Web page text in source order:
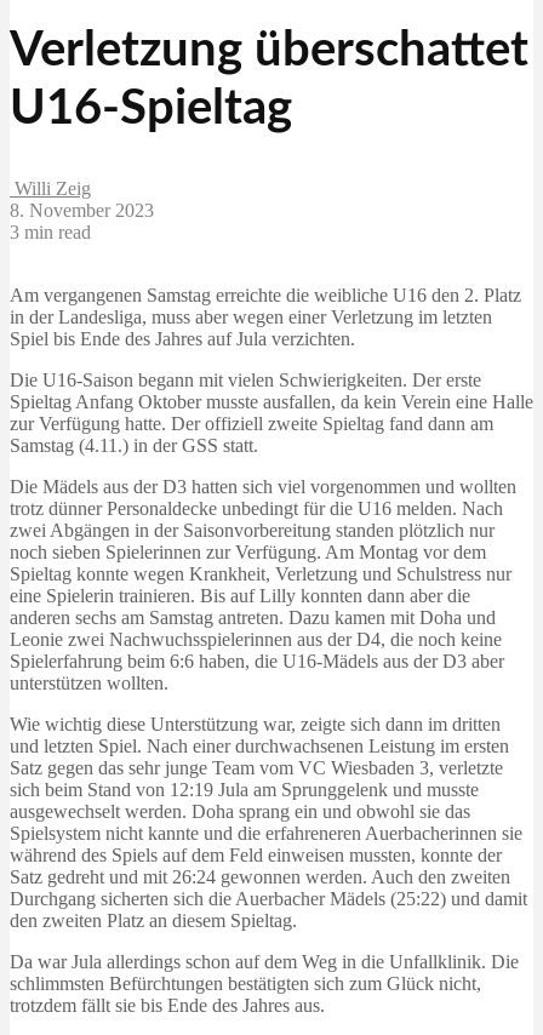
Verletzung überschattet
U16-Spieltag
Willi Zeig
8. November 2023
3 min read
Am vergangenen Samstag erreichte die weibliche U16 den 2. Platz
in der Landesliga, muss aber wegen einer Verletzung im letzten
Spiel bis Ende des Jahres auf Jula verzichten.
Die U16-Saison begann mit vielen Schwierigkeiten. Der erste
Spieltag Anfang Oktober musste ausfallen, da kein Verein eine Halle
zur Verfügung hatte. Der offiziell zweite Spieltag fand dann am
Samstag (4.11.) in der GSS statt.
Die Mädels aus der D3 hatten sich viel vorgenommen und wollten
trotz dünner Personaldecke unbedingt für die U16 melden. Nach
zwei Abgängen in der Saisonvorbereitung standen plötzlich nur
noch sieben Spielerinnen zur Verfügung. Am Montag vor dem
Spieltag konnte wegen Krankheit, Verletzung und Schulstress nur
eine Spielerin trainieren. Bis auf Lilly konnten dann aber die
anderen sechs am Samstag antreten. Dazu kamen mit Doha und
Leonie zwei Nachwuchsspielerinnen aus der D4, die noch keine
Spielerfahrung beim 6:6 haben, die U16-Mädels aus der D3 aber
unterstützen wollten.
Wie wichtig diese Unterstützung war, zeigte sich dann im dritten
und letzten Spiel. Nach einer durchwachsenen Leistung im ersten
Satz gegen das sehr junge Team vom VC Wiesbaden 3, verletzte
sich beim Stand von 12:19 Jula am Sprunggelenk und musste
ausgewechselt werden. Doha sprang ein und obwohl sie das
Spielsystem nicht kannte und die erfahreneren Auerbacherinnen sie
während des Spiels auf dem Feld einweisen mussten, konnte der
Satz gedreht und mit 26:24 gewonnen werden. Auch den zweiten
Durchgang sicherten sich die Auerbacher Mädels (25:22) und damit
den zweiten Platz an diesem Spieltag.
Da war Jula allerdings schon auf dem Weg in die Unfallklinik. Die
schlimmsten Befürchtungen bestätigten sich zum Glück nicht,
trotzdem fällt sie bis Ende des Jahres aus.